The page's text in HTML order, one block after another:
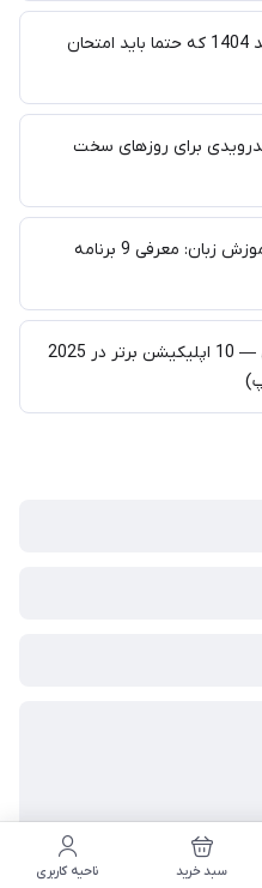
بهترین بازی‌ های اندروید 1404 که حتما باید امتحان
برای روزهای سخت
بهترین اپلیکیشن‌های آموزش زبان: معرفی 9 برنامه
ویرایش ویدیو با موبایل — 10 اپلیکیشن برتر در 2025
سبد خرید ناحیه کاربری